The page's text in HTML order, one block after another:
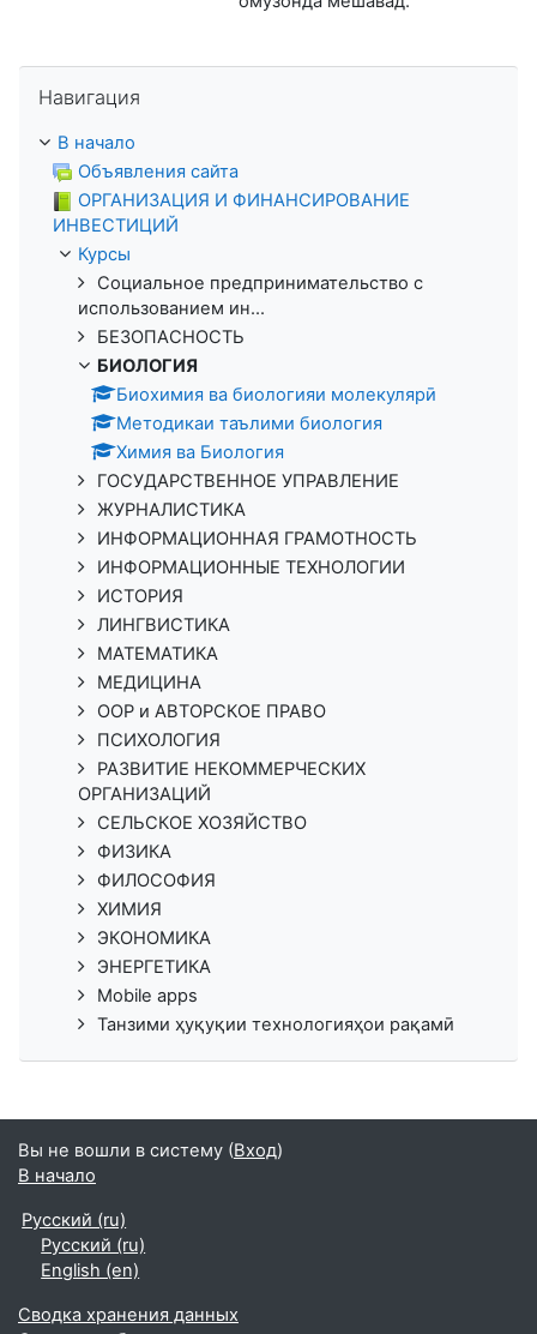
Навигация
В начало
Объявления сайта
ОРГАНИЗАЦИЯ И ФИНАНСИРОВАНИЕ
ИНВЕСТИЦИЙ
Курсы
Социальное предпринимательство с
использованием ин...
БЕЗОПАСНОСТЬ
БИОЛОГИЯ
Биохимия ва биологияи молекулярӣ
Методикаи таълими биология
Химия ва Биология
ГОСУДАРСТВЕННОЕ УПРАВЛЕНИЕ
ЖУРНАЛИСТИКА
ИНФОРМАЦИОННАЯ ГРАМОТНОСТЬ
ИНФОРМАЦИОННЫЕ ТЕХНОЛОГИИ
ИСТОРИЯ
ЛИНГВИСТИКА
МАТЕМАТИКА
МЕДИЦИНА
ООР и АВТОРСКОЕ ПРАВО
ПСИХОЛОГИЯ
РАЗВИТИЕ НЕКОММЕРЧЕСКИХ
ОРГАНИЗАЦИЙ
СЕЛЬСКОЕ ХОЗЯЙСТВО
ФИЗИКА
ФИЛОСОФИЯ
ХИМИЯ
ЭКОНОМИКА
ЭНЕРГЕТИКА
Mobile apps
Танзими ҳуқуқии технологияҳои рақамӣ
Вы не вошли в систему (Вход)
В начало
Русский ‎(ru)‎
Русский ‎(ru)‎
English ‎(en)‎
Сводка хранения данных